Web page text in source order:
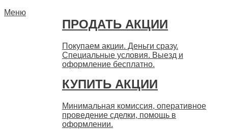
Меню
ПРОДАТЬ АКЦИИ
Покупаем акции. Деньги сразу.
Специальные условия. Выезд и
оформление бесплатно.
КУПИТЬ АКЦИИ
Минимальная комиссия, оперативное
проведение сделки, помощь в
оформлении.